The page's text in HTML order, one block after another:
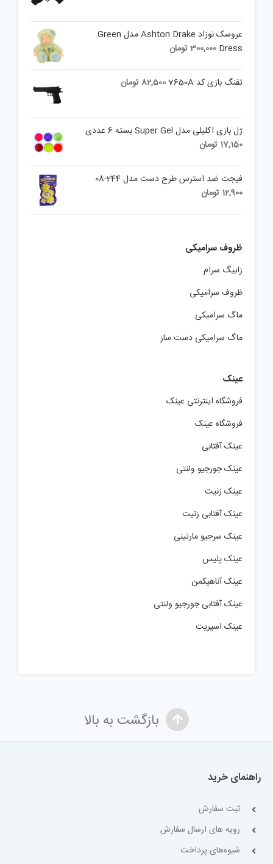
عروسک نوزاد Ashton Drake مدل Green
Dress
300,000تومان
تفنگ بازی کد 7650A 82,500 تومان
ژل بازی اکلیلی مدل Super Gel بسته 6 عددی
17,150 تومان
فیجت ضد استرس طرح دست مدل 244-08
12,900 تومان
ظروف سرامیکی
زابیگ سرام
ظروف سرامیکی
ماگ سرامیکی
ماگ سرامیکی دست ساز
عینک
فروشگاه اینترنتی عینک
فروشگاه عینک
عینک آفتابی
عینک جورجیو ولنتی
عینک زنیت
عینک آفتابی زنیت
عینک سرجیو مارتینی
عینک پلیس
عینک آناهیکمن
عینک آفتابی جورجیو ولنتی
عینک اسپریت
بازگشت به بالا
راهنمای خرید
ثبت سفارش
رویه های ارسال سفارش
شیوه‌های پرداخت